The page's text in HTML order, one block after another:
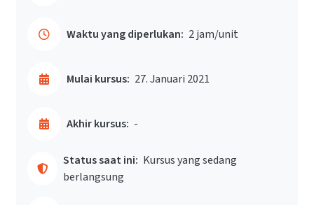
Waktu yang diperlukan: 2 jam/unit
Mulai kursus: 27. Januari 2021
Akhir kursus: -
Status saat ini: Kursus yang sedang
berlangsung